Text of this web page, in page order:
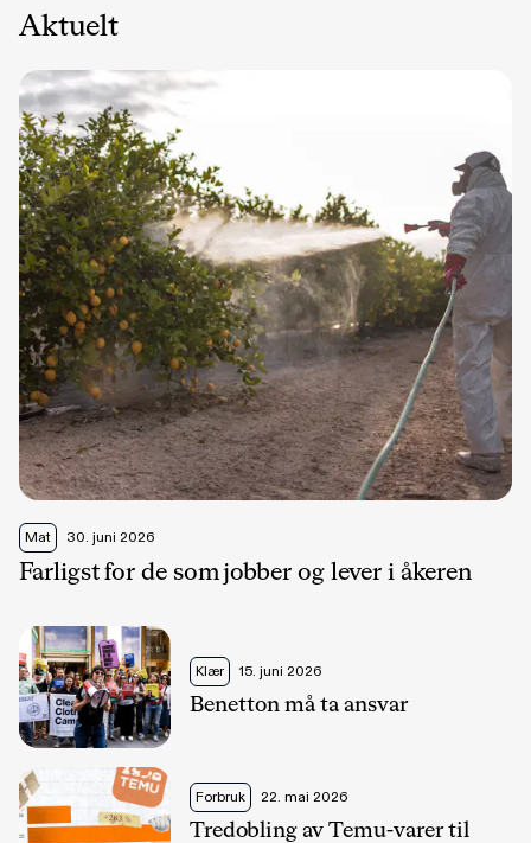
Aktuelt
Mat 30. juni 2026
Farligst for de som jobber og lever i åkeren
Klær 15. juni 2026
Benetton må ta ansvar
Forbruk 22. mai 2026
Tredobling av Temu-varer til